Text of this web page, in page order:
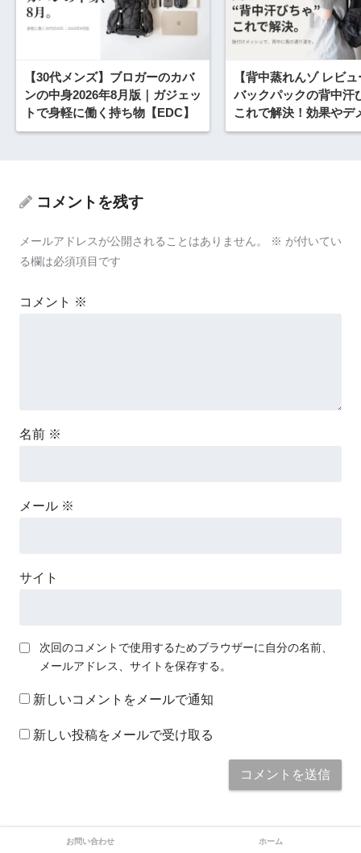
【30代メンズ】ブロガーのカバ
ンの中身2026年8月版｜ガジェッ
トで身軽に働く持ち物【EDC】
【背中蒸れんゾ レビ
バックパックの背中汗
これで解決！効果やデ
も
コメントを残す
メールアドレスが公開されることはありません。 ※ が付いてい
る欄は必須項目です
コメント ※
名前 ※
メール ※
サイト
次回のコメントで使用するためブラウザーに自分の名前、
メールアドレス、サイトを保存する。
新しいコメントをメールで通知
新しい投稿をメールで受け取る
お問い合わせ ホーム